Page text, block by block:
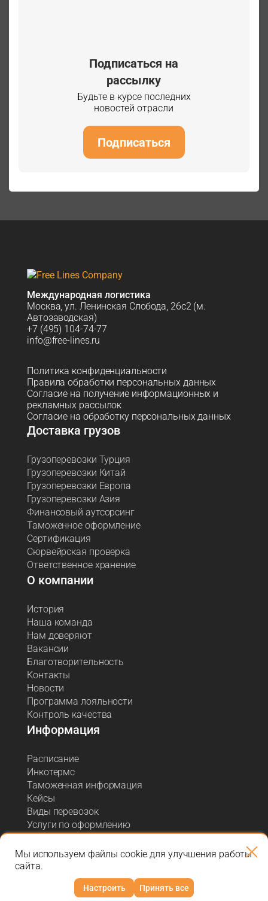
Подписаться на
рассылку
Будьте в курсе последних
новостей отрасли
Подписаться
Международная логистика
Москва, ул. Ленинская Слобода, 26с2 (м.
Автозаводская)
+7 (495) 104-74-77
info@free-lines.ru
Политика конфиденциальности
Правила обработки персональных данных
Согласие на получение информационных и
рекламных рассылок
Согласие на обработку персональных данных
Доставка грузов
Грузоперевозки Турция
Грузоперевозки Китай
Грузоперевозки Европа
Грузоперевозки Азия
Финансовый аутсорсинг
Таможенное оформление
Сертификация
Сюрвейрская проверка
Ответственное хранение
О компании
История
Наша команда
Нам доверяют
Вакансии
Благотворительность
Контакты
Новости
Программа лояльности
Контроль качества
Информация
Расписание
Инкотермс
Таможенная информация
Кейсы
Виды перевозок
Услуги по оформлению
Акции и спецпредложения
Блог о логистике
Мы используем файлы cookie для улучшения работы
сайта.
Настроить Принять все